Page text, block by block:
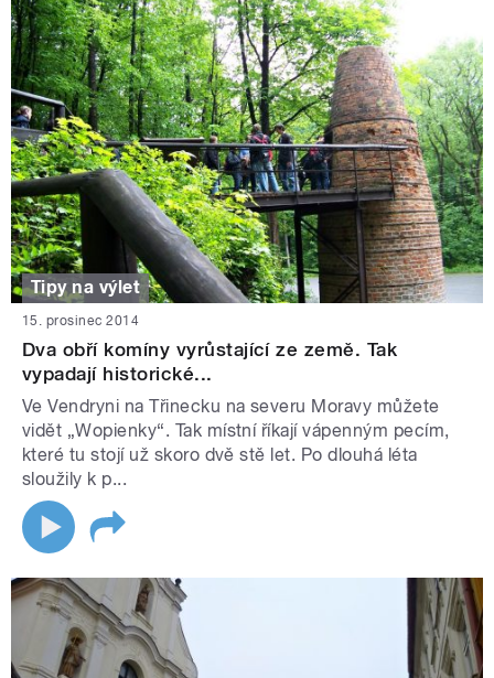
Tipy na výlet
15. prosinec 2014
Dva obří komíny vyrůstající ze země. Tak
vypadají historické...
Ve Vendryni na Třinecku na severu Moravy můžete
vidět „Wopienky“. Tak místní říkají vápenným pecím,
které tu stojí už skoro dvě stě let. Po dlouhá léta
sloužily k p...